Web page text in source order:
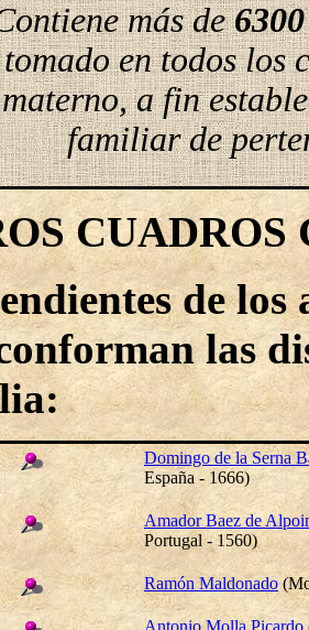
más de6300
tomado en todos los
materno, a fin
familiar de
entesde los
las
Domingo de la Serna
España - 1666)
Amador Baez de
Portugal - 1560)
Ramón Maldonado (
Antonio Molla Picardo